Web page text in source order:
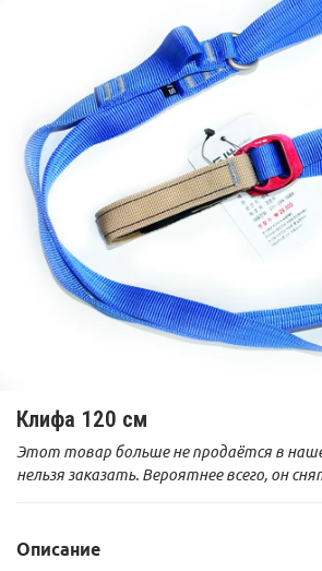
Клифа 120 см
Этот товар больше не продаётся в
нельзя заказать. Вероятнее всего, он
Описание